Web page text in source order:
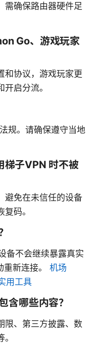
需确保路由器硬件足
Go、游戏玩家
和协议，游戏玩家更
启分流。
规。请确保遵守当地
梯子VPN 时不被
避免在未信任的设备
码。
备不会继续暴露真实
新连接。 机场
用工具
含哪些内容？
限、第三方披露、数